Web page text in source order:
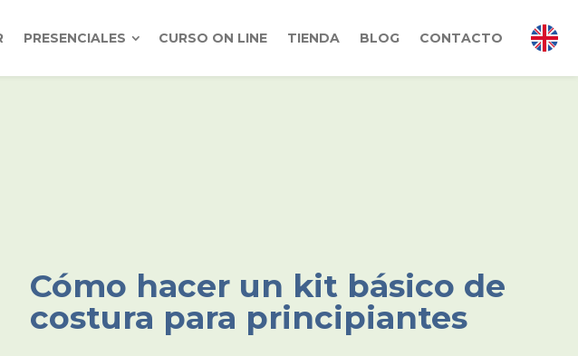
PRESENCIALES CURSO ON LINE TIENDA BLOG CONTACTO
Cómo hacer un kit básico de
costura para principiantes